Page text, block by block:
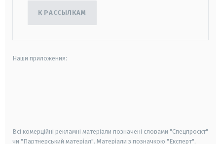
К РАССЫЛКАМ
Наши приложения:
Всі комерційні рекламні матеріали позначені словами "Спецпроєкт"
чи "Партнерський матеріал". Матеріали з позначкою "Експерт",